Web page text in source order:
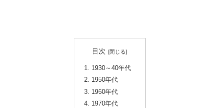
目次
1930～40年代
1950年代
1960年代
1970年代